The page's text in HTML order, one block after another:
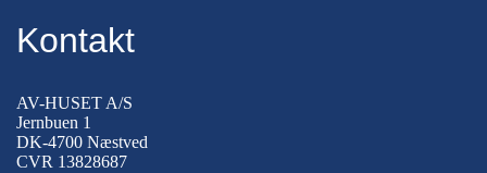
Kontakt
AV-HUSET A/S
Jernbuen 1
DK-4700 Næstved
CVR 13828687